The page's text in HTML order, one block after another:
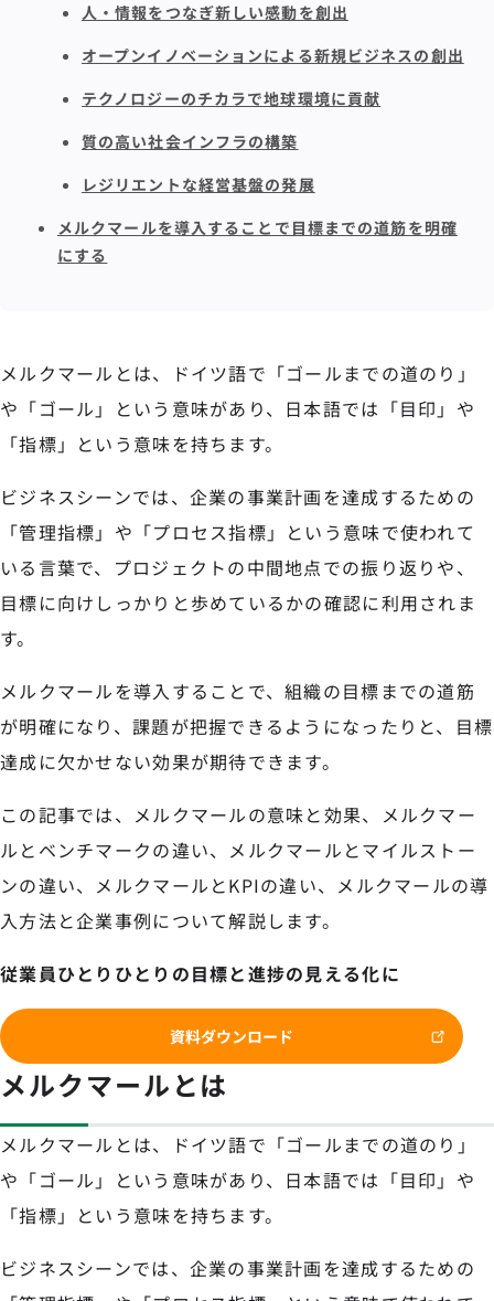
人・情報をつなぎ新しい感動を創出
オープンイノベーションによる新規ビジネスの創出
テクノロジーのチカラで地球環境に貢献
質の高い社会インフラの構築
レジリエントな経営基盤の発展
メルクマールを導入することで目標までの道筋を明確
にする
メルクマールとは、ドイツ語で「ゴールまでの道のり」
や「ゴール」という意味があり、日本語では「目印」や
「指標」という意味を持ちます。
ビジネスシーンでは、企業の事業計画を達成するための
「管理指標」や「プロセス指標」という意味で使われて
いる言葉で、プロジェクトの中間地点での振り返りや、
目標に向けしっかりと歩めているかの確認に利用されま
す。
メルクマールを導入することで、組織の目標までの道筋
が明確になり、課題が把握できるようになったりと、目標
達成に欠かせない効果が期待できます。
この記事では、メルクマールの意味と効果、メルクマー
ルとベンチマークの違い、メルクマールとマイルストー
ンの違い、メルクマールとKPIの違い、メルクマールの導
入方法と企業事例について解説します。
従業員ひとりひとりの目標と進捗の見える化に
資料ダウンロード
メルクマールとは
メルクマールとは、ドイツ語で「ゴールまでの道のり」
や「ゴール」という意味があり、日本語では「目印」や
「指標」という意味を持ちます。
ビジネスシーンでは、企業の事業計画を達成するための